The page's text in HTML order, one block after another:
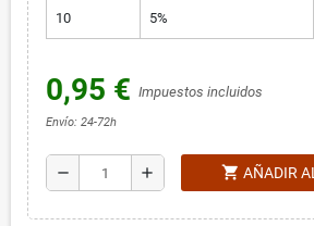
10 5%
0,95 € Impuestos incluidos
Envío: 24-72h
remove add shopping_cart AÑADIR